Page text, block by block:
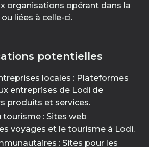
organisations opérant dans la
liées à celle-ci.
potentielles
locales : Plateformes
entreprises de Lodi de
produits et services.
: Sites web
voyages et le tourisme à Lodi.
: Sites pour les